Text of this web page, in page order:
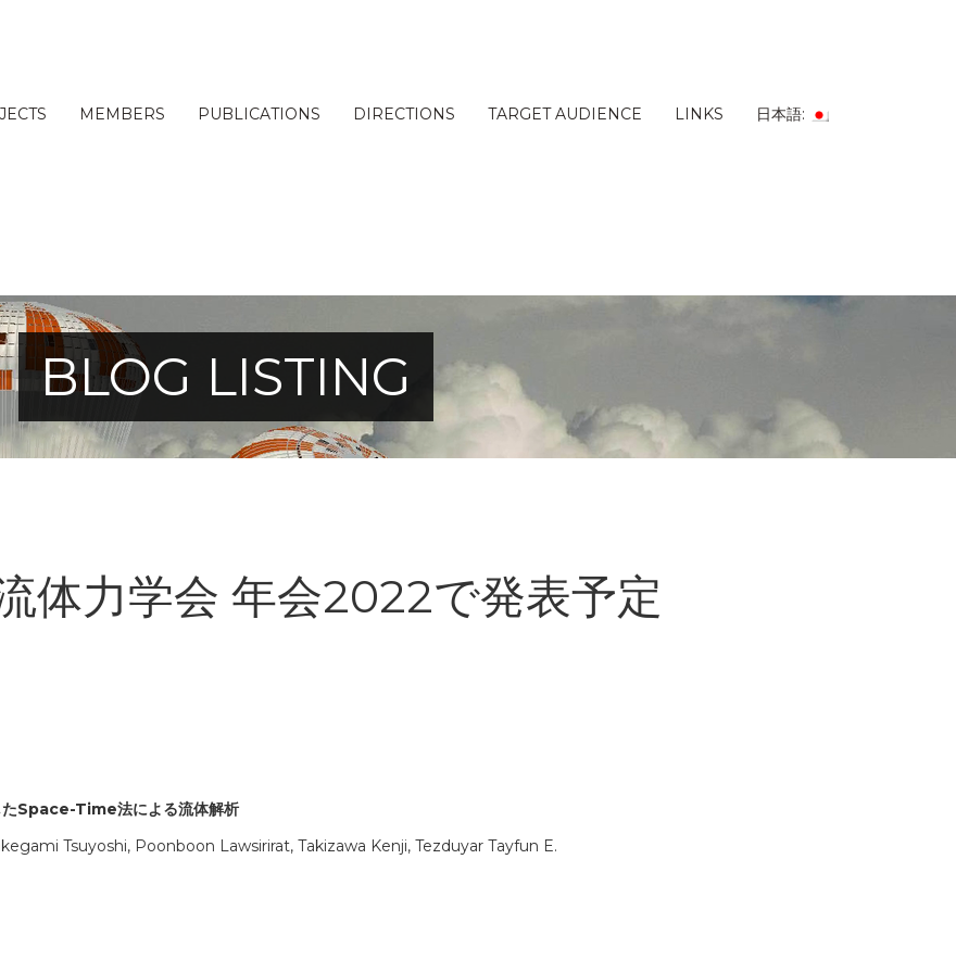
MEMBERS PUBLICATIONS DIRECTIONS TARGET AUDIENCE LINKS 日本語:
BLOG LISTING
体力学会 年会2022で発表予定
Space-Time法による流体解析
Tsuyoshi, Poonboon Lawsirirat, Takizawa Kenji, Tezduyar Tayfun E.